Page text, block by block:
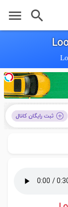
search
menu